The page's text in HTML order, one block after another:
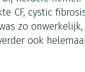
CF, cystic
zo
ook